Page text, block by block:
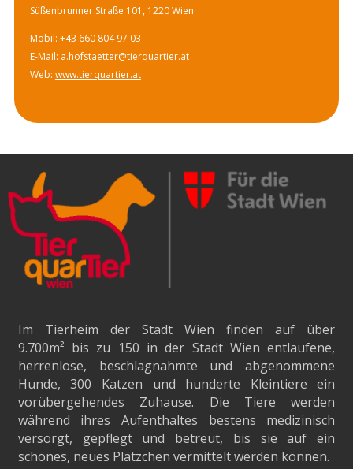
Süßenbrunner Straße 101, 1220 Wien
Mobil: +43 660 804 97 03
E-Mail: a.hofstaetter@tierquartier.at
Web: www.tierquartier.at
Im Tierheim der Stadt Wien finden auf über
9.700m² bis zu 150 in der Stadt Wien entlaufene,
herrenlose, beschlagnahmte und abgenommene
Hunde, 300 Katzen und hunderte Kleintiere ein
vorübergehendes Zuhause. Die Tiere werden
während ihres Aufenthaltes bestens medizinisch
versorgt, gepflegt und betreut, bis sie auf ein
schönes, neues Plätzchen vermittelt werden können.